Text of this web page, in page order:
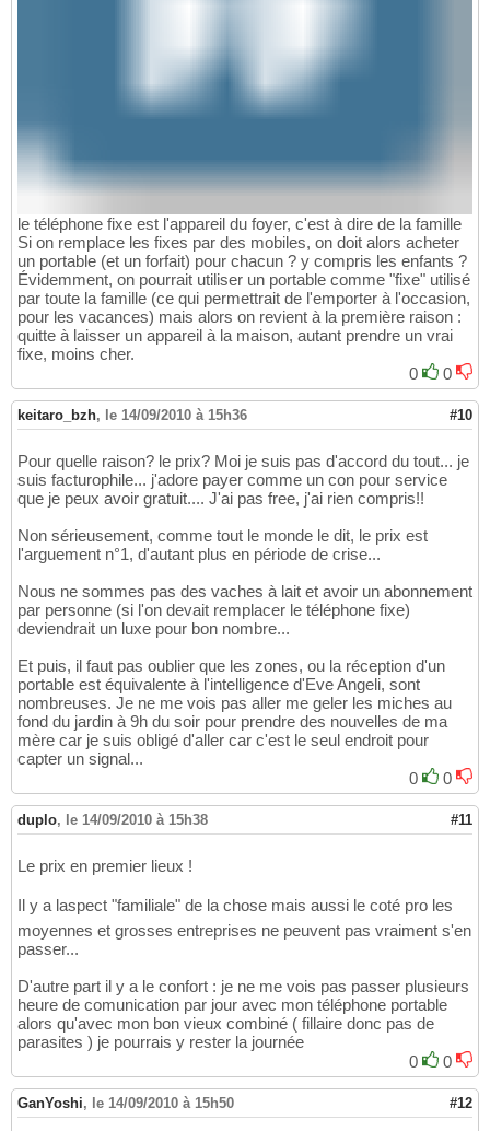
le téléphone fixe est l'appareil du foyer, c'est à dire de la famille
Si on remplace les fixes par des mobiles, on doit alors acheter
un portable (et un forfait) pour chacun ? y compris les enfants ?
Évidemment, on pourrait utiliser un portable comme "fixe" utilisé
par toute la famille (ce qui permettrait de l'emporter à l'occasion,
pour les vacances) mais alors on revient à la première raison :
quitte à laisser un appareil à la maison, autant prendre un vrai
fixe, moins cher.
0
0
keitaro_bzh, le 14/09/2010 à 15h36 #10
Pour quelle raison? le prix? Moi je suis pas d'accord du tout... je
suis facturophile... j'adore payer comme un con pour service
que je peux avoir gratuit.... J'ai pas free, j'ai rien compris!!
Non sérieusement, comme tout le monde le dit, le prix est
l'arguement n°1, d'autant plus en période de crise...
Nous ne sommes pas des vaches à lait et avoir un abonnement
par personne (si l'on devait remplacer le téléphone fixe)
deviendrait un luxe pour bon nombre...
Et puis, il faut pas oublier que les zones, ou la réception d'un
portable est équivalente à l'intelligence d'Eve Angeli, sont
nombreuses. Je ne me vois pas aller me geler les miches au
fond du jardin à 9h du soir pour prendre des nouvelles de ma
mère car je suis obligé d'aller car c'est le seul endroit pour
capter un signal...
0
0
duplo, le 14/09/2010 à 15h38 #11
Le prix en premier lieux !
Il y a laspect "familiale" de la chose mais aussi le coté pro les
moyennes et grosses entreprises ne peuvent pas vraiment s'en
passer...
D'autre part il y a le confort : je ne me vois pas passer plusieurs
heure de comunication par jour avec mon téléphone portable
alors qu'avec mon bon vieux combiné ( fillaire donc pas de
parasites ) je pourrais y rester la journée
0
0
GanYoshi, le 14/09/2010 à 15h50 #12